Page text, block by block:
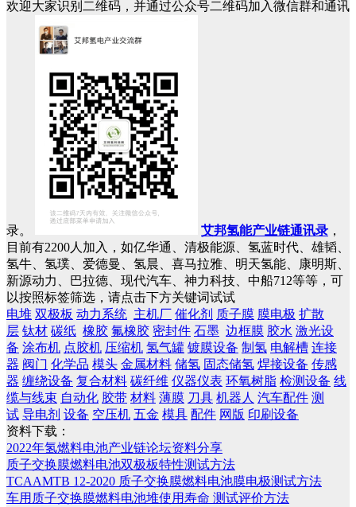
欢迎大家识别二维码，并通过公众号二维码加入微信群和通讯
录。 艾邦氢能产业链通讯录 ，
目前有2200人加入，如亿华通、清极能源、氢蓝时代、雄韬、
氢牛、氢璞、爱德曼、氢晨、喜马拉雅、明天氢能、康明斯、
新源动力、巴拉德、现代汽车、神力科技、中船712等等，可
以按照标签筛选，请点击下方关键词试试
电堆 双极板 动力系统 主机厂 催化剂 质子膜 膜电极 扩散
层 钛材 碳纸 橡胶 氟橡胶 密封件 石墨 边框膜 胶水 激光设
备 涂布机 点胶机 压缩机 氢气罐 镀膜设备 制氢 电解槽 连接
器 阀门 化学品 模头 金属材料 储氢 固态储氢 焊接设备 传感
器 缠绕设备 复合材料 碳纤维 仪器仪表 环氧树脂 检测设备 线
缆与线束 自动化 胶带 材料 薄膜 刀具 机器人 汽车配件 测
试 导电剂 设备 空压机 五金 模具 配件 网版 印刷设备
资料下载：
2022年氢燃料电池产业链论坛资料分享
质子交换膜燃料电池双极板特性测试方法
TCAAMTB 12-2020 质子交换膜燃料电池膜电极测试方法
车用质子交换膜燃料电池堆使用寿命 测试评价方法